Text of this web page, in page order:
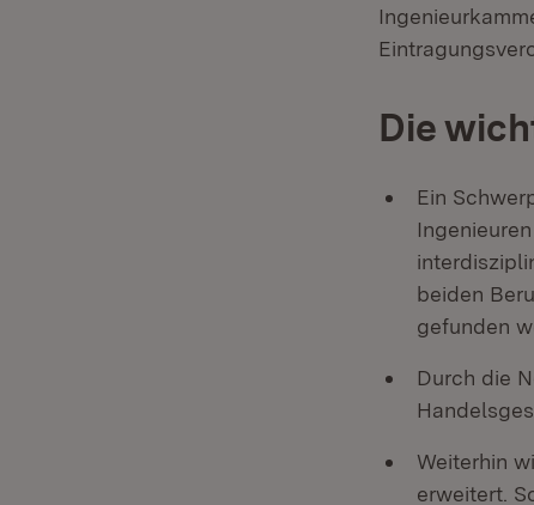
Die
Ein
beiden
gefunden
Durch die
Weiterhin
erweitert.